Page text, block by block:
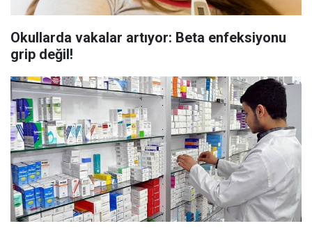
Okullarda vakalar artıyor: Beta enfeksiyonu
grip değil!